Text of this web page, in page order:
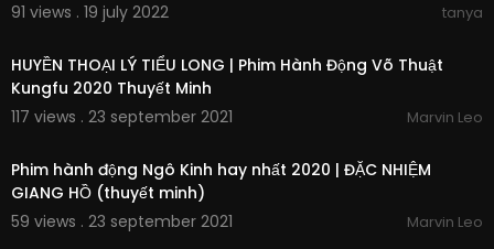
91 views . 19 july 2022
tanya
HUYỀN THOẠI LÝ TIỂU LONG | Phim Hành Động Võ Thuật
Kungfu 2020 Thuyết Minh
117 views . 23 september 2021
Marvin Leo
Phim hành động Ngô Kinh hay nhất 2020 | ĐẶC NHIỆM
GIANG HỒ (thuyết minh)
59 views . 23 september 2021
Marvin Leo